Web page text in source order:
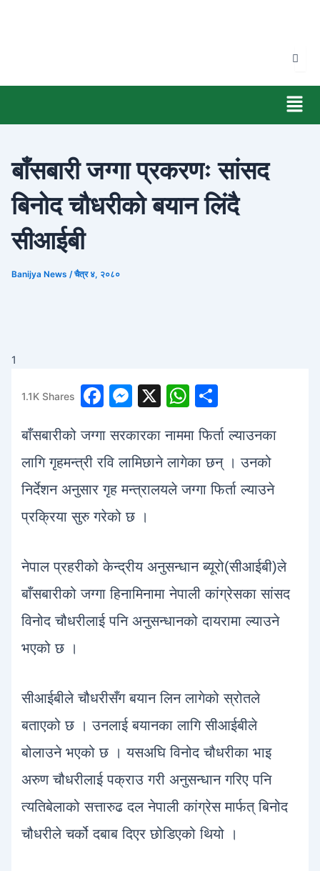
बाँसबारी जग्गा प्रकरणः सांसद
बिनोद चौधरीको बयान लिंदै
सीआईबी
Banijya News /चैत्र ४, २०८०
1
1.1K Shares
F
c
e
b
o
k
M
s
s
e
n
g
er
X
W
at
s
A
ar
e
बाँसबारीको जग्गा सरकारका नाममा फिर्ता ल्याउनका
लागि गृहमन्त्री रवि लामिछाने लागेका छन् । उनको
निर्देशन अनुसार गृह मन्त्रालयले जग्गा फिर्ता ल्याउने
प्रक्रिया सुरु गरेको छ ।
नेपाल प्रहरीको केन्द्रीय अनुसन्धान ब्यूरो(सीआईबी)ले
बाँसबारीको जग्गा हिनामिनामा नेपाली कांग्रेसका सांसद
विनोद चौधरीलाई पनि अनुसन्धानको दायरामा ल्याउने
भएको छ ।
सीआईबीले चौधरीसँग बयान लिन लागेको स्रोतले
बताएको छ । उनलाई बयानका लागि सीआईबीले
बोलाउने भएको छ । यसअघि विनोद चौधरीका भाइ
अरुण चौधरीलाई पक्राउ गरी अनुसन्धान गरिए पनि
त्यतिबेलाको सत्तारुढ दल नेपाली कांग्रेस मार्फत् बिनोद
चौधरीले चर्को दबाब दिएर छोडिएको थियो ।